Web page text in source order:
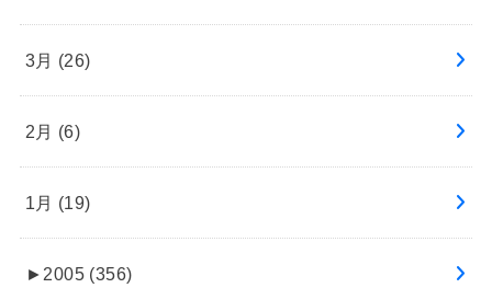
3月 (26)
2月 (6)
1月 (19)
► 2005 (356)